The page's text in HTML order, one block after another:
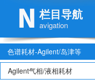
栏目导航
avigation
色谱耗材-Agilent/岛津等
Agilent气相/液相耗材